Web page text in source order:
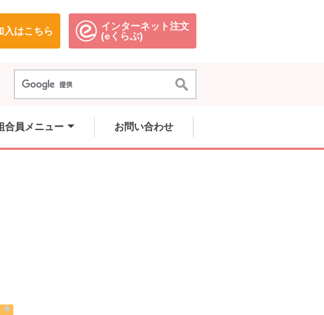
。
入はこちら
別のウィンドウで開きます。
インターネット注文
(eくらぶ)別のウィンドウで開きます。
合員メニュー お問い合わせ